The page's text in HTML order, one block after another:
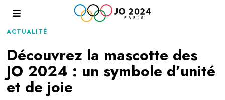
ACTUALITÉ
Découvrez la mascotte des
JO 2024 : un symbole d’unité
et de joie